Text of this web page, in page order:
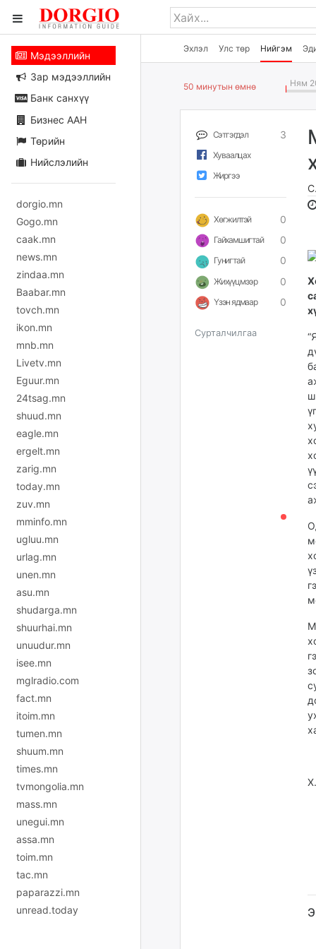
Эхлэл Улс төр Нийгэм
Мэдээллийн
Зар мэдээллийн
Банк санхүү
Бизнес ААН
Төрийн
Нийслэлийн
dorgio.mn
Gogo.mn
caak.mn
news.mn
zindaa.mn
Baabar.mn
tovch.mn
ikon.mn
mnb.mn
Livetv.mn
Eguur.mn
24tsag.mn
shuud.mn
eagle.mn
ergelt.mn
zarig.mn
today.mn
zuv.mn
mminfo.mn
ugluu.mn
urlag.mn
unen.mn
asu.mn
shudarga.mn
shuurhai.mn
unuudur.mn
isee.mn
mglradio.com
fact.mn
itoim.mn
tumen.mn
shuum.mn
times.mn
tvmongolia.mn
mass.mn
unegui.mn
assa.mn
toim.mn
tac.mn
paparazzi.mn
unread.today
50 минутын өмнө Ням
Сэтгэгдэл 3
Хуваалцах
Жиргээ
Хөгжилтэй 0
Гайхамшигтай 0
Гунигтай 0
Жихүүцмээр 0
Үзэн ядмаар 0
Сурталчилгаа